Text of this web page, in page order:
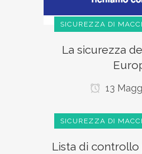
SICUREZZA DI
La sicurezza
13
SICUREZZA DI
Lista di controllo